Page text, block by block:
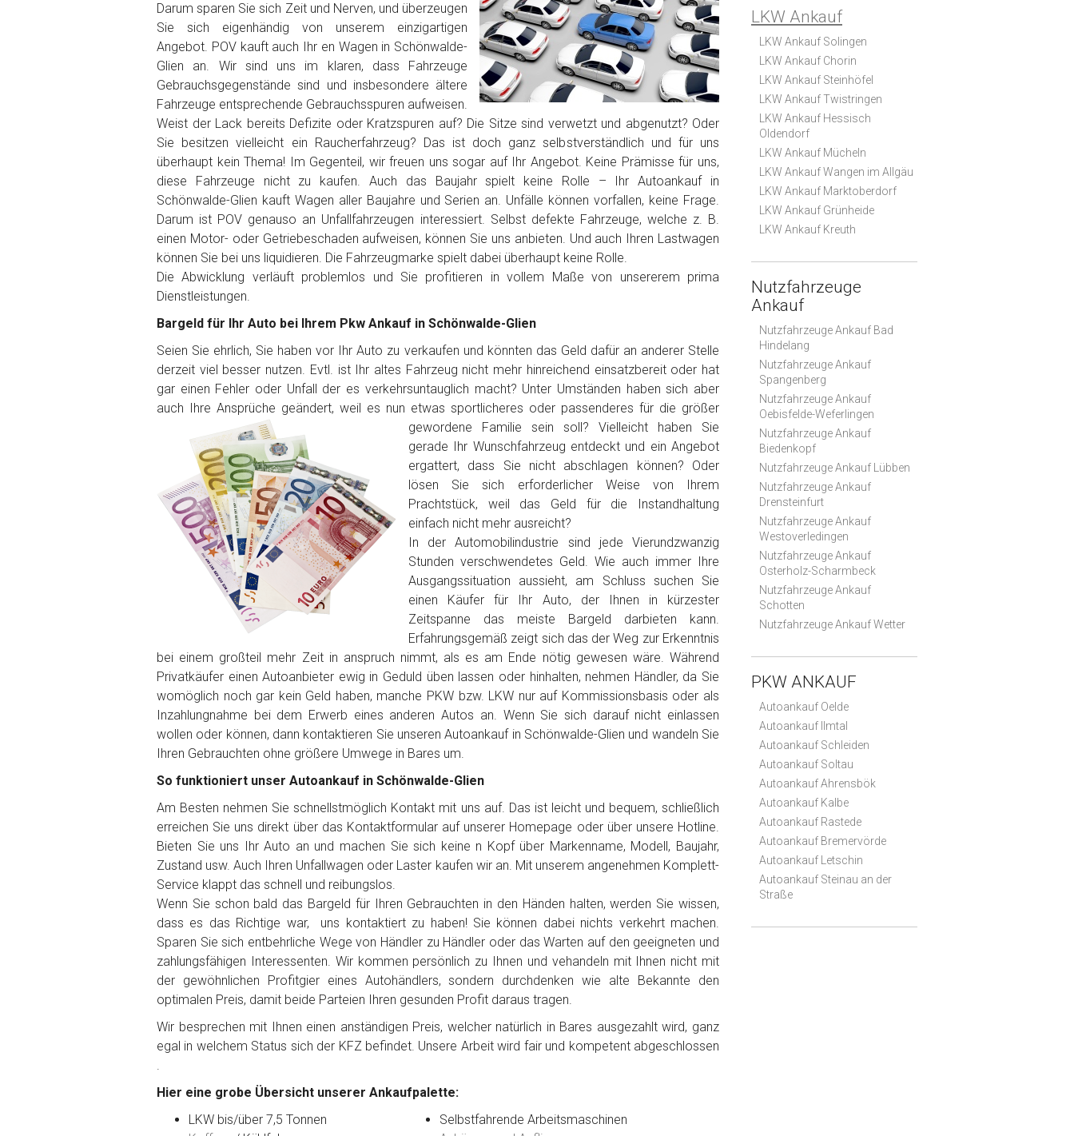
Baujahr
Getriebe
Bekannte Schäden
Kilometerstand
Preisvorstellung
Name*
Telefon*
Email
PLZ und Ort
Foto Nr. 1
Foto Nr. 2
Foto Nr. 3
Sonstiges
Fertig
Wie viel ist 10+2 ?
Darum sparen Sie sich Zeit und Nerven, und überzeugen
Sie sich eigenhändig von unserem einzigartigen
Angebot. POV kauft auch Ihr en Wagen in Schönwalde-
Glien an. Wir sind uns im klaren, dass Fahrzeuge
Gebrauchsgegenstände sind und insbesondere ältere
Fahrzeuge entsprechende Gebrauchsspuren aufweisen.
Weist der Lack bereits Defizite oder Kratzspuren auf? Die Sitze sind verwetzt und abgenutzt? Oder
Sie besitzen vielleicht ein Raucherfahrzeug? Das ist doch ganz selbstverständlich und für uns
überhaupt kein Thema! Im Gegenteil, wir freuen uns sogar auf Ihr Angebot. Keine Prämisse für uns,
diese Fahrzeuge nicht zu kaufen. Auch das Baujahr spielt keine Rolle – Ihr Autoankauf in
Schönwalde-Glien kauft Wagen aller Baujahre und Serien an. Unfälle können vorfallen, keine Frage.
Darum ist POV genauso an Unfallfahrzeugen interessiert. Selbst defekte Fahrzeuge, welche z. B.
einen Motor- oder Getriebeschaden aufweisen, können Sie uns anbieten. Und auch Ihren Lastwagen
können Sie bei uns liquidieren. Die Fahrzeugmarke spielt dabei überhaupt keine Rolle.
Die Abwicklung verläuft problemlos und Sie profitieren in vollem Maße von unsererem prima
Dienstleistungen.
Bargeld für Ihr Auto bei Ihrem Pkw Ankauf in Schönwalde-Glien
Seien Sie ehrlich, Sie haben vor Ihr Auto zu verkaufen und könnten das Geld dafür an anderer Stelle
derzeit viel besser nutzen. Evtl. ist Ihr altes Fahrzeug nicht mehr hinreichend einsatzbereit oder hat
gar einen Fehler oder Unfall der es verkehrsuntauglich macht? Unter Umständen haben sich aber
auch Ihre Ansprüche geändert, weil es nun etwas sportlicheres oder passenderes für die größer
gewordene Familie sein soll? Vielleicht haben Sie
gerade Ihr Wunschfahrzeug entdeckt und ein Angebot
ergattert, dass Sie nicht abschlagen können? Oder
lösen Sie sich erforderlicher Weise von Ihrem
Prachtstück, weil das Geld für die Instandhaltung
einfach nicht mehr ausreicht?
In der Automobilindustrie sind jede Vierundzwanzig
Stunden verschwendetes Geld. Wie auch immer Ihre
Ausgangssituation aussieht, am Schluss suchen Sie
einen Käufer für Ihr Auto, der Ihnen in kürzester
Zeitspanne das meiste Bargeld darbieten kann.
Erfahrungsgemäß zeigt sich das der Weg zur Erkenntnis
bei einem großteil mehr Zeit in anspruch nimmt, als es am Ende nötig gewesen wäre. Während
Privatkäufer einen Autoanbieter ewig in Geduld üben lassen oder hinhalten, nehmen Händler, da Sie
womöglich noch gar kein Geld haben, manche PKW bzw. LKW nur auf Kommissionsbasis oder als
Inzahlungnahme bei dem Erwerb eines anderen Autos an. Wenn Sie sich darauf nicht einlassen
wollen oder können, dann kontaktieren Sie unseren Autoankauf in Schönwalde-Glien und wandeln Sie
Ihren Gebrauchten ohne größere Umwege in Bares um.
So funktioniert unser Autoankauf in Schönwalde-Glien
Am Besten nehmen Sie schnellstmöglich Kontakt mit uns auf. Das ist leicht und bequem, schließlich
erreichen Sie uns direkt über das Kontaktformular auf unserer Homepage oder über unsere Hotline.
Bieten Sie uns Ihr Auto an und machen Sie sich keine n Kopf über Markenname, Modell, Baujahr,
Zustand usw. Auch Ihren Unfallwagen oder Laster kaufen wir an. Mit unserem angenehmen Komplett-
Service klappt das schnell und reibungslos.
Wenn Sie schon bald das Bargeld für Ihren Gebrauchten in den Händen halten, werden Sie wissen,
dass es das Richtige war, uns kontaktiert zu haben! Sie können dabei nichts verkehrt machen.
Sparen Sie sich entbehrliche Wege von Händler zu Händler oder das Warten auf den geeigneten und
zahlungsfähigen Interessenten. Wir kommen persönlich zu Ihnen und vehandeln mit Ihnen nicht mit
der gewöhnlichen Profitgier eines Autohändlers, sondern durchdenken wie alte Bekannte den
optimalen Preis, damit beide Parteien Ihren gesunden Profit daraus tragen.
Wir besprechen mit Ihnen einen anständigen Preis, welcher natürlich in Bares ausgezahlt wird, ganz
egal in welchem Status sich der KFZ befindet. Unsere Arbeit wird fair und kompetent abgeschlossen
.
Hier eine grobe Übersicht unserer Ankaufpalette:
LKW bis/über 7,5 Tonnen
Selbstfahrende Arbeitsmaschinen
LKW Ankauf
LKW Ankauf Solingen
LKW Ankauf Chorin
LKW Ankauf Steinhöfel
LKW Ankauf Twistringen
LKW Ankauf Hessisch
Oldendorf
LKW Ankauf Mücheln
LKW Ankauf Wangen im Allgäu
LKW Ankauf Marktoberdorf
LKW Ankauf Grünheide
LKW Ankauf Kreuth
Nutzfahrzeuge
Ankauf
Nutzfahrzeuge Ankauf Bad
Hindelang
Nutzfahrzeuge Ankauf
Spangenberg
Nutzfahrzeuge Ankauf
Oebisfelde-Weferlingen
Nutzfahrzeuge Ankauf
Biedenkopf
Nutzfahrzeuge Ankauf Lübben
Nutzfahrzeuge Ankauf
Drensteinfurt
Nutzfahrzeuge Ankauf
Westoverledingen
Nutzfahrzeuge Ankauf
Osterholz-Scharmbeck
Nutzfahrzeuge Ankauf
Schotten
Nutzfahrzeuge Ankauf Wetter
PKW ANKAUF
Autoankauf Oelde
Autoankauf Ilmtal
Autoankauf Schleiden
Autoankauf Soltau
Autoankauf Ahrensbök
Autoankauf Kalbe
Autoankauf Rastede
Autoankauf Bremervörde
Autoankauf Letschin
Autoankauf Steinau an der
Straße